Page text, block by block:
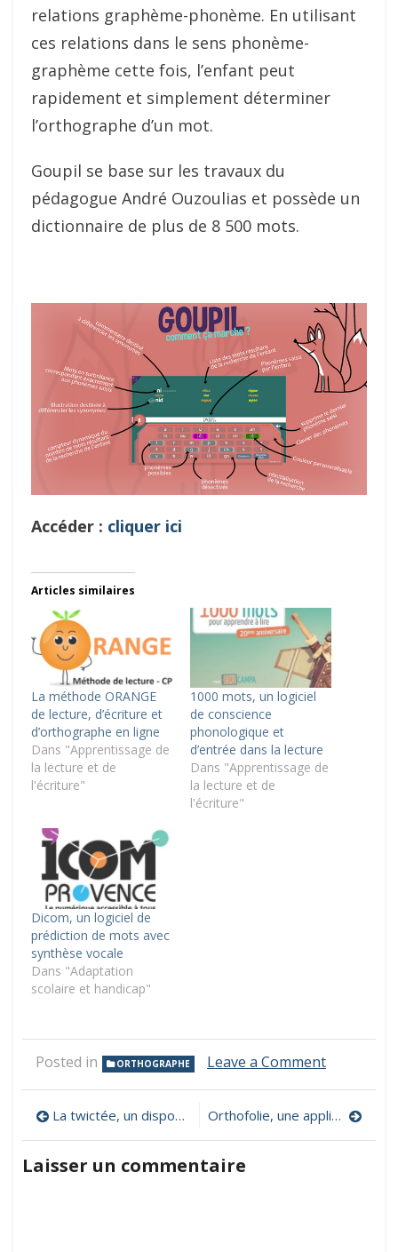
relations graphème-phonème. En utilisant
ces relations dans le sens phonème-
graphème cette fois, l’enfant peut
rapidement et simplement déterminer
l’orthographe d’un mot.
Goupil se base sur les travaux du
pédagogue André Ouzoulias et possède un
dictionnaire de plus de 8 500 mots.
Accéder : cliquer ici
Articles similaires
La méthode ORANGE
de lecture, d’écriture et
d’orthographe en ligne
Dans "Apprentissage de
la lecture et de
l'écriture"
1000 mots, un logiciel
de conscience
phonologique et
d’entrée dans la lecture
Dans "Apprentissage de
la lecture et de
l'écriture"
Dicom, un logiciel de
prédiction de mots avec
synthèse vocale
Dans "Adaptation
scolaire et handicap"
Posted in ORTHOGRAPHE Leave a Commenton
un
Navigation
de
l’article
La twictée, un dispositif collaboratif d’enseignement et d’apprentissage de l’orthographe Orthofolie, une application ludique sur le thème de la dictée et de l’orthographe
Laisser un commentaire